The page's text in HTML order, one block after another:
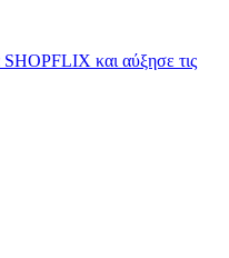
και αύξησε τις